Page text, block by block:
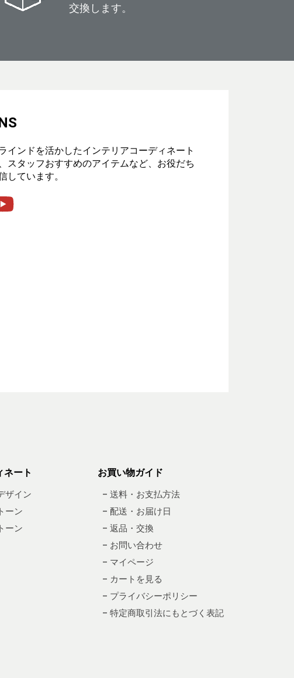
交換します。
インドを活かしたインテリアコーディネート
スタッフおすすめのアイテムなど、お役だち
しています。
ネート
ザイン
ーン
ーン
お買い物ガイド
– 送料・お支払方法
– 配送・お届け日
– 返品・交換
– お問い合わせ
– マイページ
– カートを見る
– プライバシーポリシー
– 特定商取引法にもとづく表記